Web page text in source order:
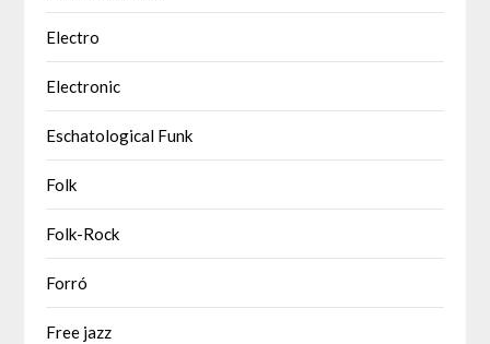
Electro
Electronic
Eschatological Funk
Folk
Folk-Rock
Forró
Free jazz